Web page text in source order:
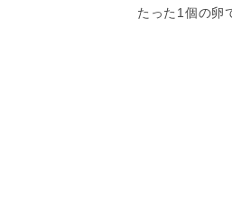
たった1個の卵